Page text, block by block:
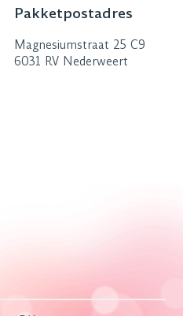
Pakketpostadres
Magnesiumstraat 25 C9
6031 RV Nederweert